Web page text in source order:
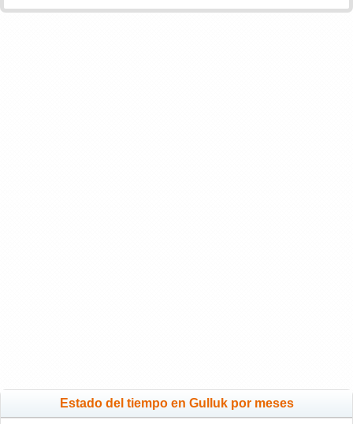
Estado del tiempo en Gulluk por meses